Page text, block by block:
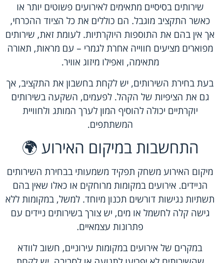
שירותים בסיסיים מתאימים לאירועים פשוטים יותר או
כאשר התקציב מוגבל. הם כוללים את כל הציוד ההכרחי,
אך אין בהם את התוספות היוקרתיות. לעומת זאת, שירותים
מפוארים מציעים חווייה אחרת לגמרי – עם מראות, תאורה
מתאימה, ואפילו מיזוג אוויר.
בעת בחירת השירותים, יש לקחת בחשבון את התקציב, אך
גם את הציפיות של הקהל. לפעמים, השקעה בשירותים
יוקרתיים יכולה להוסיף המון לערך המותג ולחוויית
המשתתפים.
התחשבות במיקום האירוע 🌍
מיקום האירוע משחק תפקיד משמעותי בבחירת השירותים
הניידים. אירועים במקומות מרוחקים או כאלו שאין בהם
תשתיות נגישות דורשים תכנון מיוחד. למשל, במקומות ללא
גישה קלה לחשמל או מים, יש צורך בשירותים ניידים עם
פתרונות עצמאיים.
במקרים של אירועים במקומות עירוניים, חשוב לוודא